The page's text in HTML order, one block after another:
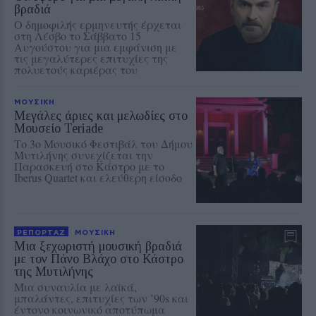
βραδιά
Ο δημοφιλής ερμηνευτής έρχεται
στη Λέσβο το Σάββατο 15
Αυγούστου για μια εμφάνιση με
τις μεγαλύτερες επιτυχίες της
πολυετούς καριέρας του
ΜΟΥΣΙΚΗ
Μεγάλες άριες και μελωδίες στο
Μουσείο Teriade
Το 3ο Μουσικό Φεστιβάλ του Δήμου
Μυτιλήνης συνεχίζεται την
Παρασκευή στο Κάστρο με το
Iberus Quartet και ελεύθερη είσοδο
ΡΕΠΟΡΤΑΖ ΜΟΥΣΙΚΗ
Μια ξεχωριστή μουσική βραδιά
με τον Πάνο Βλάχο στο Κάστρο
της Μυτιλήνης
Μια συναυλία με λαϊκά,
μπαλάντες, επιτυχίες των ’90s και
έντονο κοινωνικό αποτύπωμα